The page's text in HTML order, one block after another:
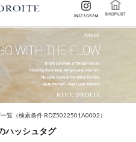
覧 （検索条件 RDZ5022501A0002）
ハッシュタグ